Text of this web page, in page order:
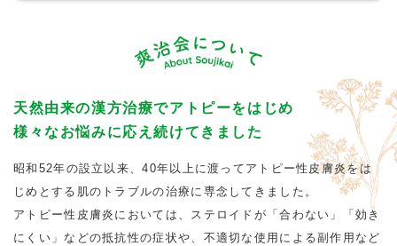
天然由来の漢方治療でアトピーをはじめ
様々なお悩みに応え続けてきました
昭和52年の設立以来、40年以上に渡ってアトピー性皮膚炎をは
じめとする肌のトラブルの治療に専念してきました。
アトピー性皮膚炎においては、ステロイドが「合わない」「効き
にくい」などの抵抗性の症状や、不適切な使用による副作用など